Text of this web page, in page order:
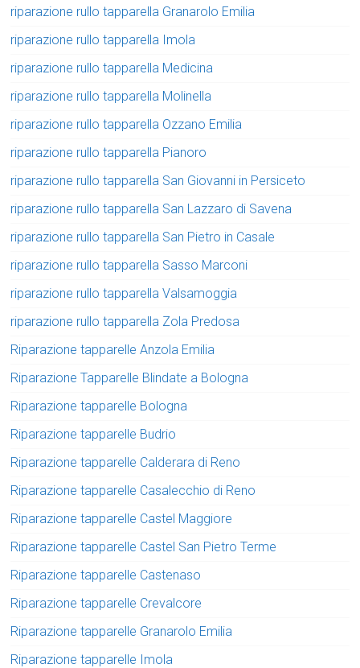
riparazione rullo tapparella Granarolo Emilia
riparazione rullo tapparella Imola
riparazione rullo tapparella Medicina
riparazione rullo tapparella Molinella
riparazione rullo tapparella Ozzano Emilia
riparazione rullo tapparella Pianoro
riparazione rullo tapparella San Giovanni in Persiceto
riparazione rullo tapparella San Lazzaro di Savena
riparazione rullo tapparella San Pietro in Casale
riparazione rullo tapparella Sasso Marconi
riparazione rullo tapparella Valsamoggia
riparazione rullo tapparella Zola Predosa
Riparazione tapparelle Anzola Emilia
Riparazione Tapparelle Blindate a Bologna
Riparazione tapparelle Bologna
Riparazione tapparelle Budrio
Riparazione tapparelle Calderara di Reno
Riparazione tapparelle Casalecchio di Reno
Riparazione tapparelle Castel Maggiore
Riparazione tapparelle Castel San Pietro Terme
Riparazione tapparelle Castenaso
Riparazione tapparelle Crevalcore
Riparazione tapparelle Granarolo Emilia
Riparazione tapparelle Imola